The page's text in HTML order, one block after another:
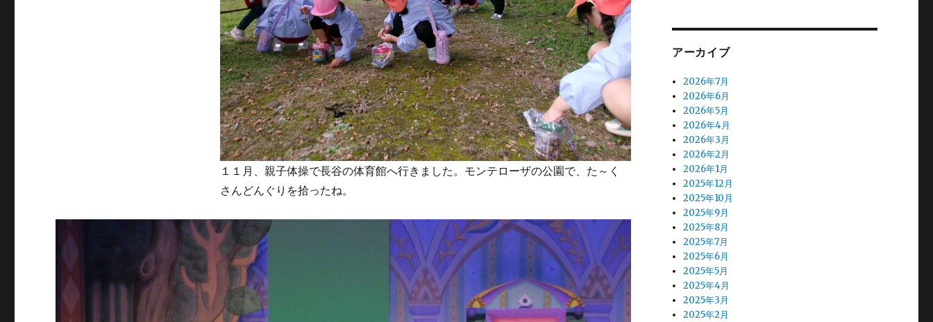
１１月、親子体操で長谷の体育館へ行きました。モンテローザの公園で、た～く
さんどんぐりを拾ったね。
アーカイブ
2026年7月
2026年6月
2026年5月
2026年4月
2026年3月
2026年2月
2026年1月
2025年12月
2025年10月
2025年9月
2025年8月
2025年7月
2025年6月
2025年5月
2025年4月
2025年3月
2025年2月